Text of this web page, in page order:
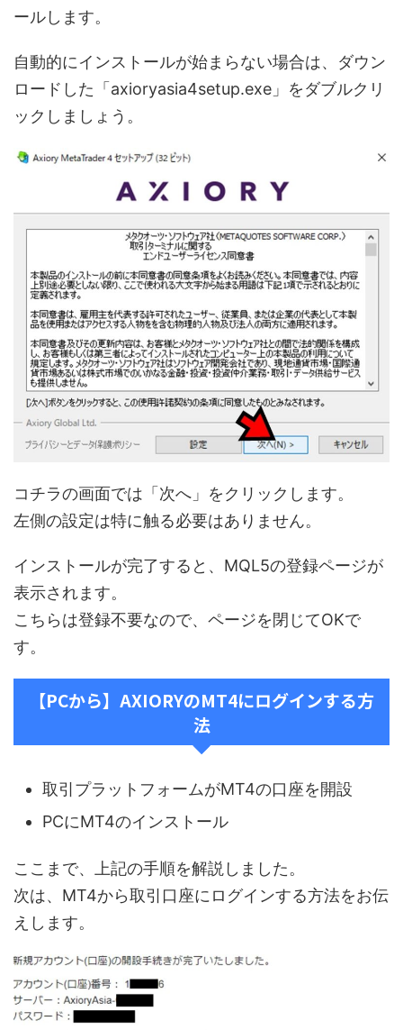
ールします。
自動的にインストールが始まらない場合は、ダウン
ロードした「axioryasia4setup.exe」をダブルクリ
ックしましょう。
コチラの画面では「次へ」をクリックします。
左側の設定は特に触る必要はありません。
インストールが完了すると、MQL5の登録ページが
表示されます。
こちらは登録不要なので、ページを閉じてOKで
す。
【PCから】AXIORYのMT4にログインする方
法
取引プラットフォームがMT4の口座を開設
PCにMT4のインストール
ここまで、上記の手順を解説しました。
次は、MT4から取引口座にログインする方法をお伝
えします。